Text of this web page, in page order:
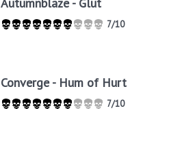
7/10
Converge - Hum of Hurt
7/10